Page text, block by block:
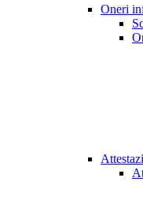
Oneri